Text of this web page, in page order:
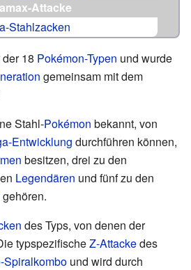
Attacke
Stahlzacken
18 Pokémon-Typen und wurde
gemeinsam mit dem
Stahl-Pokémon bekannt, von
Entwicklung durchführen können,
besitzen, drei zu den
Legendären und fünf zu den
gehören.
des Typs, von denen der
typspezifischeZ-Attackedes
Spiralkombo und wird durch